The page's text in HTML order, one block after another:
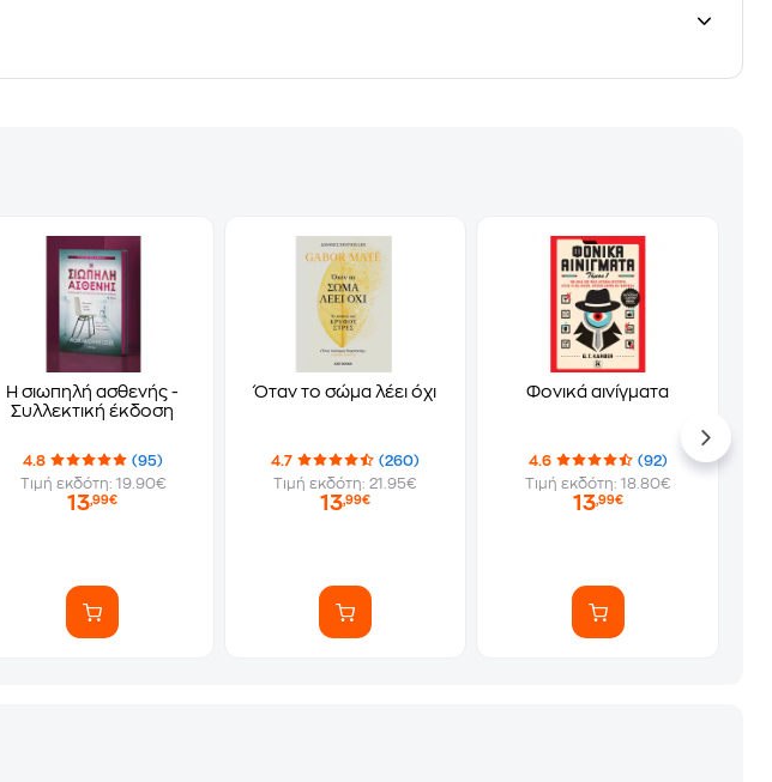
Η σιωπηλή ασθενής -
Συλλεκτική έκδοση
4.8
(95)
Τιμή εκδότη: 19.90€
13,99€
Όταν το σώμα λέει όχι
4.7
(260)
Τιμή εκδότη: 21.95€
13,99€
Φονικά αινίγματα
4.6
(92)
Τιμή εκδότη: 18.80€
13,99€